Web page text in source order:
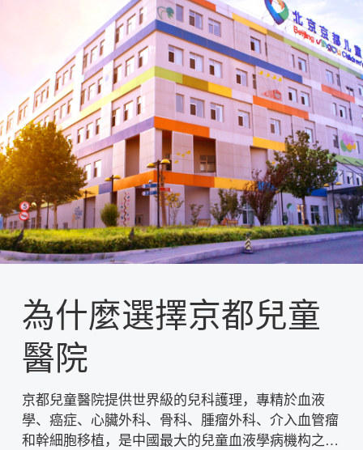
為什麼選擇京都兒童
醫院
京都兒童醫院提供世界級的兒科護理，專精於血液
學、癌症、心臟外科、骨科、腫瘤外科、介入血管瘤
和幹細胞移植，是中國最大的兒童血液學病機构之